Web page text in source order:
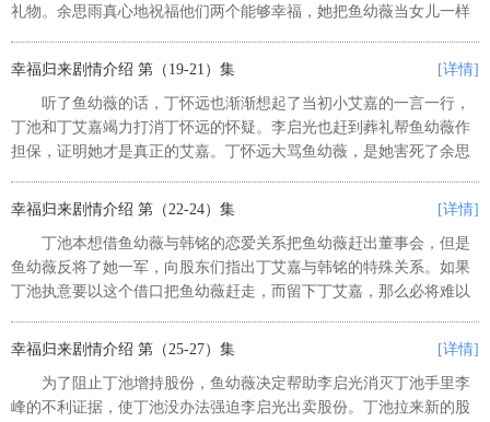
礼物。余思雨真心地祝福他们两个能够幸福，她把鱼幼薇当女儿一样
到他们三个像一家人一样亲密的...
幸福归来剧情介绍 第（19-21）集 [详情]
听了鱼幼薇的话，丁怀远也渐渐想起了当初小艾嘉的一言一行，
丁池和丁艾嘉竭力打消丁怀远的怀疑。李启光也赶到葬礼帮鱼幼薇作
担保，证明她才是真正的艾嘉。丁怀远大骂鱼幼薇，是她害死了余思
出去，不让她参加葬礼，鱼幼薇...
幸福归来剧情介绍 第（22-24）集 [详情]
丁池本想借鱼幼薇与韩铭的恋爱关系把鱼幼薇赶出董事会，但是
鱼幼薇反将了她一军，向股东们指出丁艾嘉与韩铭的特殊关系。如果
丁池执意要以这个借口把鱼幼薇赶走，而留下丁艾嘉，那么必将难以
她身边的人。鱼仕威从小就心脏...
幸福归来剧情介绍 第（25-27）集 [详情]
为了阻止丁池增持股份，鱼幼薇决定帮助李启光消灭丁池手里李
峰的不利证据，使丁池没办法强迫李启光出卖股份。丁池拉来新的股